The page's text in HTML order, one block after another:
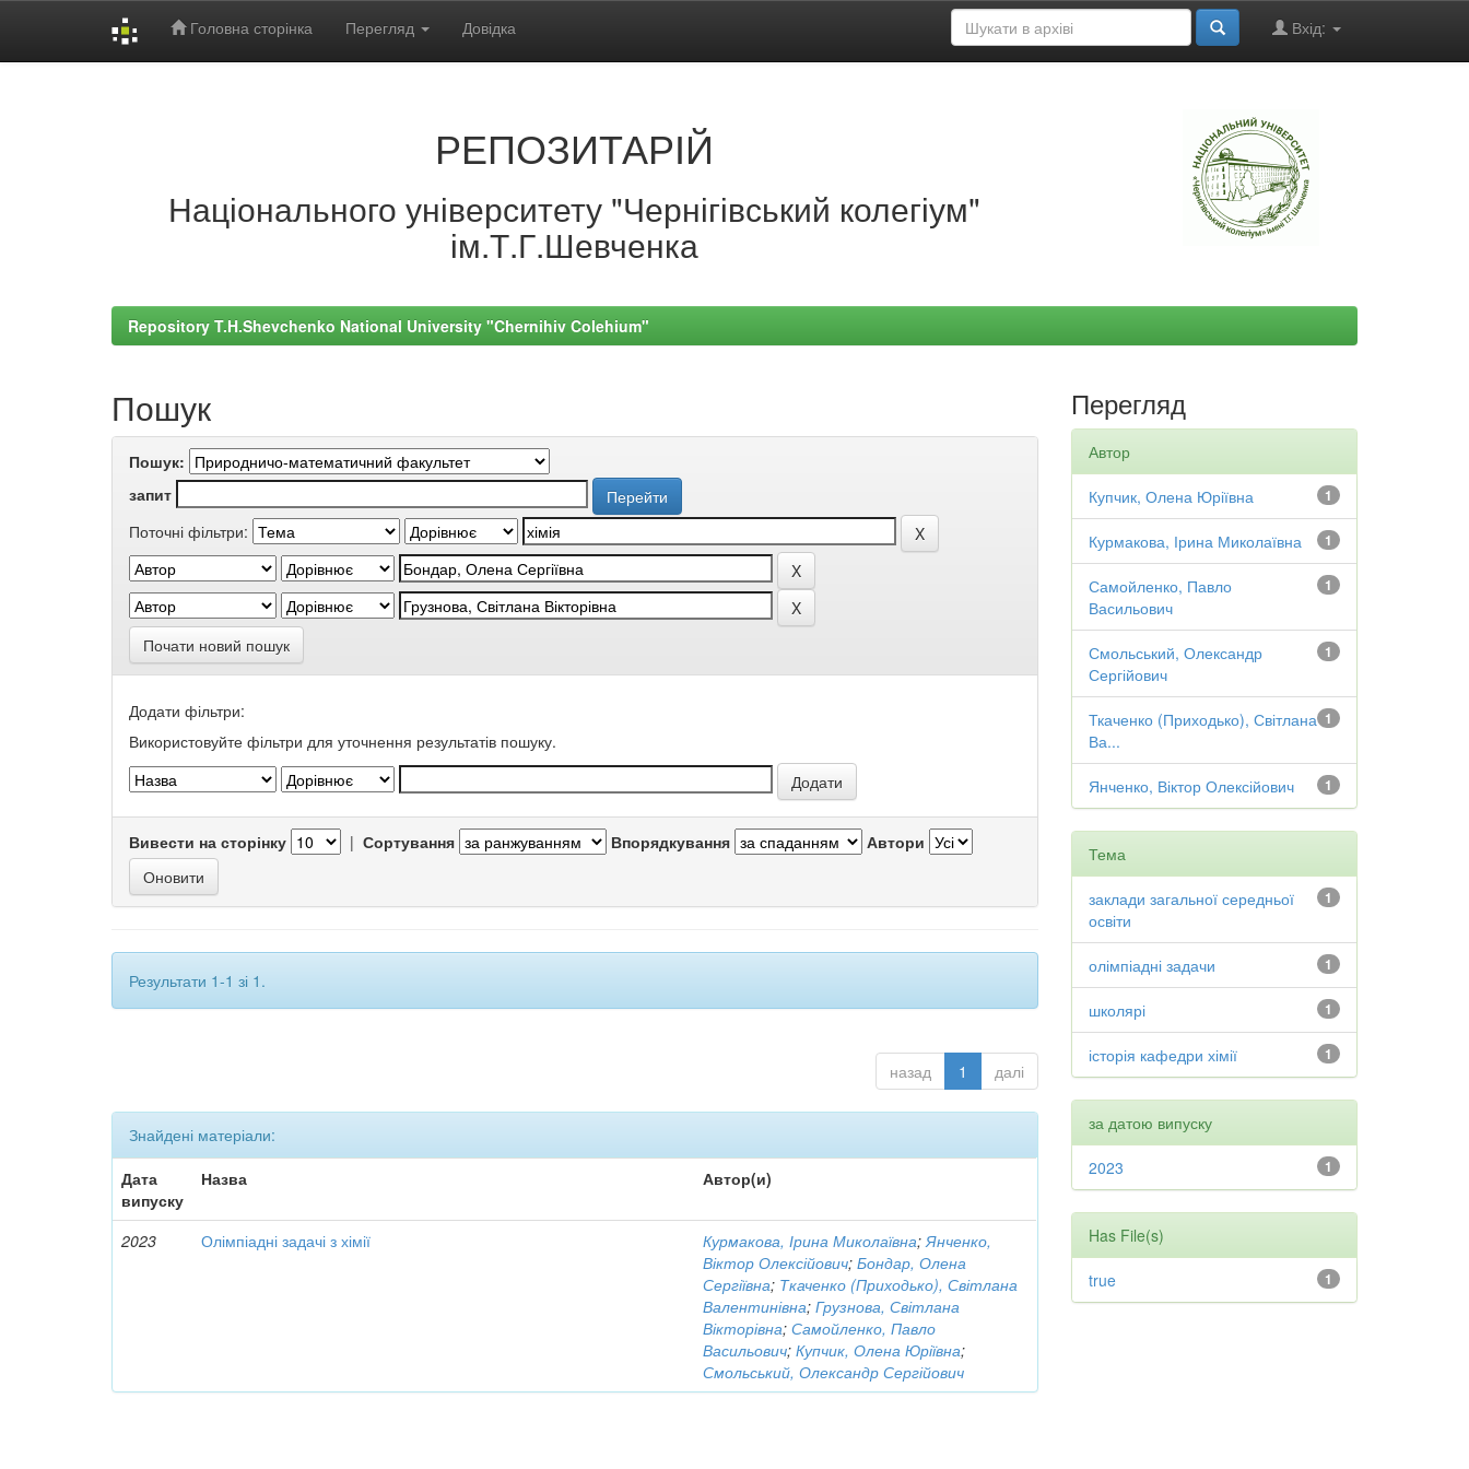
Головна сторінка Перегляд Довідка Вхід:
РЕПОЗИТАРІЙ
Національного університету "Чернігівський колегіум"
ім.Т.Г.Шевченка
Repository T.H.Shevchenko National University "Chernihiv Colehium"
Пошук
Пошук:
запит
Поточні фільтри:
Почати новий пошук
Додати фільтри:
Використовуйте фільтри для уточнення результатів пошуку.
Вивести на сторінку | Сортування Впорядкування Автори
Результати 1-1 зі 1.
назад 1 далі
Знайдені матеріали:
Дата
випуску
Назва Автор(и)
2023 Олімпіадні задачі з хімії Курмакова, Ірина Миколаївна;Янченко,
Віктор Олексійович;Бондар, Олена
Сергіївна; Ткаченко (Приходько), Світлана
Валентинівна;Грузнова, Світлана
Вікторівна;Самойленко, Павло
Васильович;Купчик, Олена Юріївна;
Смольський, Олександр Сергійович
Перегляд
Автор
1
Купчик, Олена Юріївна
1
Курмакова, Ірина Миколаївна
1
Самойленко, Павло
Васильович
1
Смольський, Олександр
Сергійович
1
Ткаченко (Приходько), Світлана
Ва...
1
Янченко, Віктор Олексійович
Тема
1
заклади загальної середньої
освіти
1
олімпіадні задачи
1
школярі
1
історія кафедри хімії
за датою випуску
1
2023
Has File(s)
1
true